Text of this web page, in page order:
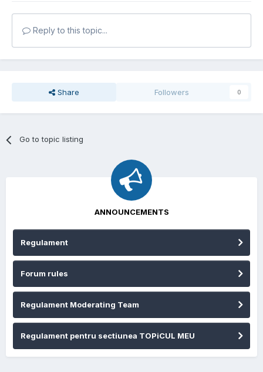
Reply to this topic...
Share Followers 0
Go to topic listing
ANNOUNCEMENTS
Regulament
Forum rules
Regulament Moderating Team
Regulament pentru sectiunea TOPiCUL MEU